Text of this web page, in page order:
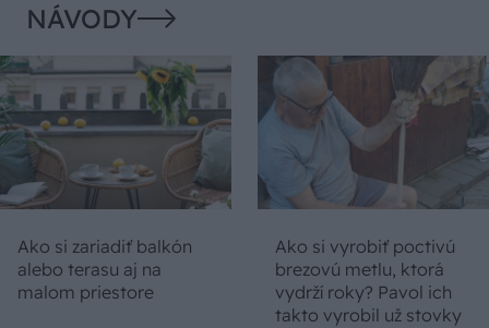
NÁVODY
Ako si zariadiť balkón
alebo terasu aj na
malom priestore
Ako si vyrobiť poctivú
brezovú metlu, ktorá
vydrží roky? Pavol ich
takto vyrobil už stovky